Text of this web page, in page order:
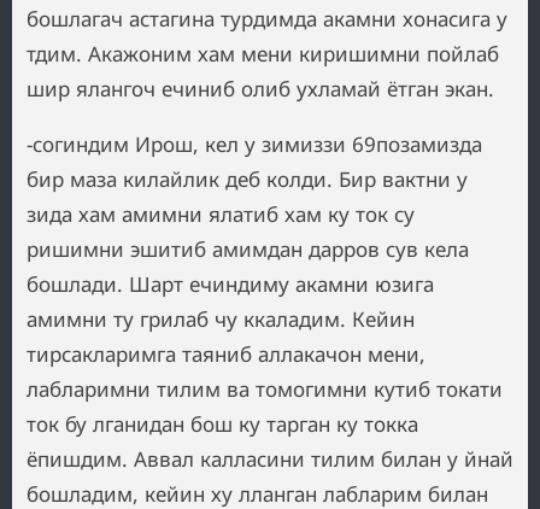
бошлагач астагина турдимда акамни хонасига у
тдим. Акажоним хам мени киришимни пойлаб
шир ялангоч ечиниб олиб ухламай ётган экан.
-согиндим Ирош, кел у зимиззи 69позамизда
бир маза килайлик деб колди. Бир вактни у
зида хам амимни ялатиб хам ку ток су
ришимни эшитиб амимдан дарров сув кела
бошлади. Шарт ечиндиму акамни юзига
амимни ту грилаб чу ккаладим. Кейин
тирсакларимга таяниб аллакачон мени,
лабларимни тилим ва томогимни кутиб токати
ток бу лганидан бош ку тарган ку токка
ёпишдим. Аввал калласини тилим билан у йнай
бошладим, кейин ху лланган лабларим билан